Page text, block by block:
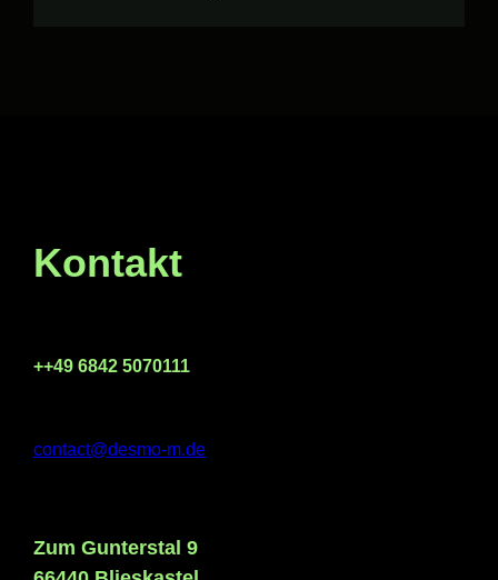
Kontakt
++49 6842 5070111
contact@desmo-m.de
Zum Gunterstal 9